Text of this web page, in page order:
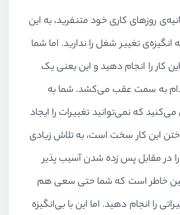
روزهای کاری خود متنفرید، به این
تغییر شغل را ندارید. اما شما
کار را انجام دهید و این یعنی یک
به سمت عقب می‌کشد. شما به
که نمی‌توانید تغییرات را ایجاد
این کار سخت است، به تلاش زیادی
را در مقابل پس زده شدن آسیب پذیر
خاطر است که شما حتی سعی هم
را انجام دهید. اما این با بی‌انگیزه